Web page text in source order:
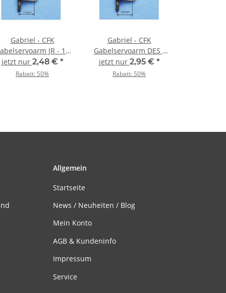
Gabriel - CFK
JR - 17
mm
jetzt nur 2,48 € *
Rabatt: 50%
Gabriel - CFK
Gabelservoarm DES -
20 mm
jetzt nur 2,95 € *
Rabatt: 50%
Allgemein
Startseite
News / Neuheiten / Blog
Mein Konto
AGB & Kundeninfo
Impressum
Service